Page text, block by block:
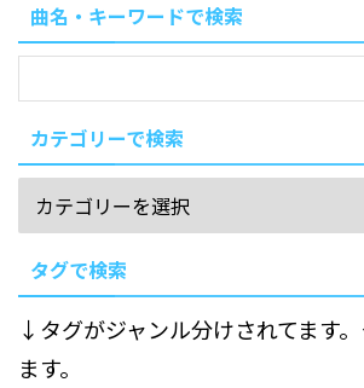
曲名・キーワードで検索
カテゴリーで検索
タグで検索
↓タグがジャンル分けされてます
ます。